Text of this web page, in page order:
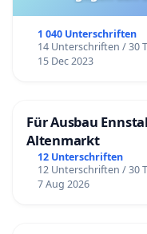
1 040 Unterschriften
14 Unterschriften / 30
15 Dec 2023
Für Ausbau
Altenmarkt
12 Unterschriften
12 Unterschriften / 30
7 Aug 2026